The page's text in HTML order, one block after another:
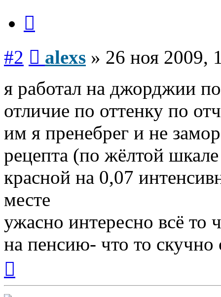
#2 alexs » 26 ноя 2009,
я работал на джорджии
отличие по оттенку по
им я пренебрег и не
рецепта (по жёлтой
красной на 0,07
месте
ужасно интересно всё то
на пенсию- что то скучно
началу